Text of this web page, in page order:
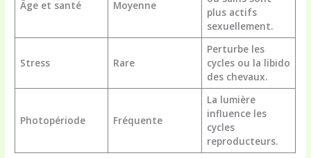
Âge et santé Moyenne
plus actifs
sexuellement.
Stress Rare
Perturbe les
cycles ou la libido
des chevaux.
Photopériode Fréquente
La lumière
influence les
cycles
reproducteurs.